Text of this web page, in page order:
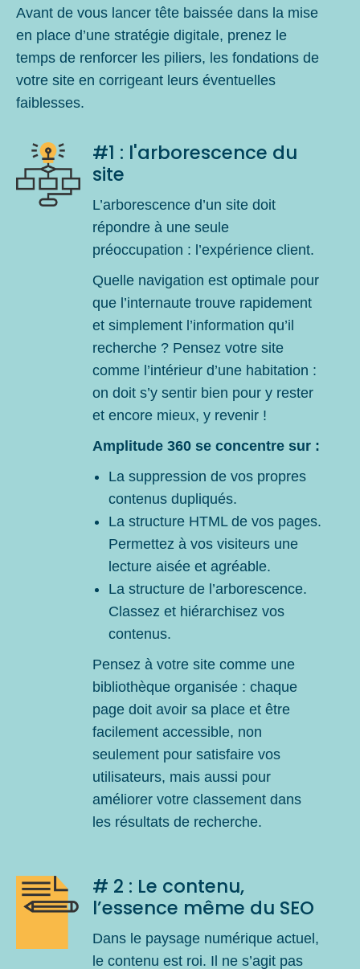
Avant de vous lancer tête baissée dans la mise
en place d’une stratégie digitale, prenez le
temps de renforcer les piliers, les fondations de
votre site en corrigeant leurs éventuelles
faiblesses.
#1 : l'arborescence du
site
L’arborescence d’un site doit
répondre à une seule
préoccupation : l’expérience client.
Quelle navigation est optimale pour
que l’internaute trouve rapidement
et simplement l’information qu’il
recherche ? Pensez votre site
comme l’intérieur d’une habitation :
on doit s’y sentir bien pour y rester
et encore mieux, y revenir !
Amplitude 360 se concentre sur :
La suppression de vos propres
contenus dupliqués.
La structure HTML de vos pages.
Permettez à vos visiteurs une
lecture aisée et agréable.
La structure de l’arborescence.
Classez et hiérarchisez vos
contenus.
Pensez à votre site comme une
bibliothèque organisée : chaque
page doit avoir sa place et être
facilement accessible, non
seulement pour satisfaire vos
utilisateurs, mais aussi pour
améliorer votre classement dans
les résultats de recherche.
# 2 : Le contenu,
l’essence même du SEO
Dans le paysage numérique actuel,
le contenu est roi. Il ne s’agit pas